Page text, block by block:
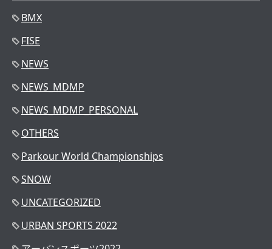
BMX
FISE
NEWS
NEWS_MDMP
NEWS_MDMP_PERSONAL
OTHERS
Parkour World Championships
SNOW
UNCATEGORIZED
URBAN SPORTS 2022